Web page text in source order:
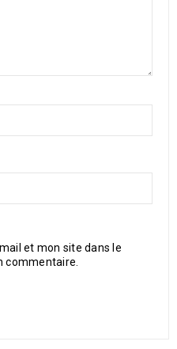
et mon site dans le
commentaire.